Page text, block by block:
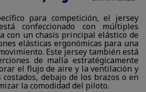
para competición, el jersey
confeccionado con múltiples
con un chasis principal elástico de
elásticas ergonómicas para una
Este jersey también está
de malla estratégicamente
el flujo de aire y la ventilación y
debajo de los brazos o en
la comodidad del piloto.